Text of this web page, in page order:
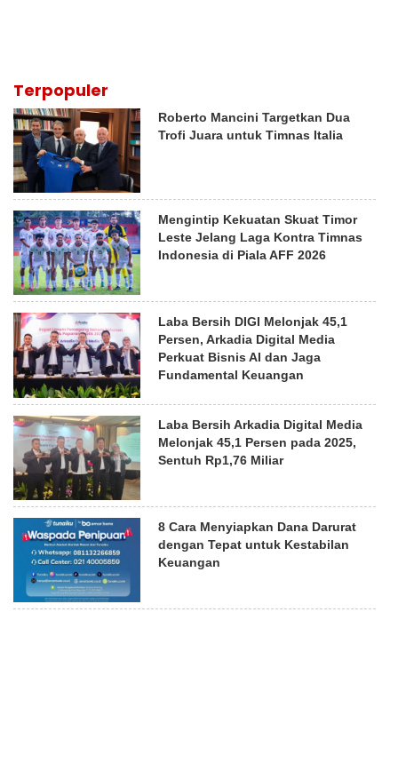
Terpopuler
Roberto Mancini Targetkan Dua
Trofi Juara untuk Timnas Italia
Mengintip Kekuatan Skuat Timor
Leste Jelang Laga Kontra Timnas
Indonesia di Piala AFF 2026
Laba Bersih DIGI Melonjak 45,1
Persen, Arkadia Digital Media
Perkuat Bisnis AI dan Jaga
Fundamental Keuangan
Laba Bersih Arkadia Digital Media
Melonjak 45,1 Persen pada 2025,
Sentuh Rp1,76 Miliar
8 Cara Menyiapkan Dana Darurat
dengan Tepat untuk Kestabilan
Keuangan